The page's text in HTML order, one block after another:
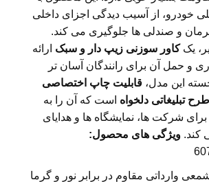
خودرو، از آسیب دیدگی اجزای داخلی
فرمان و صندلی ها جلوگیری می کند.
یککاور سوزنی زیپ دار و سبک ارائه
و حمل آن برای رانندگان آسان تر
این مدل، قابلیت چاپ اختصاصی
طرح تبلیغاتی دلخواه است که آن را به
برای شرکت ها، نمایشگاه ها و هدایای
کند. ویژگی های محصول:
وارداتی مقاوم در برابر نور و گرما